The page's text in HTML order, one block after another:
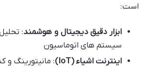
است:
ابزار دقیق دیجیتال و هوشمند:
سیستم های اتوماسیون
اینترنت اشیاء (IoT)
: مانیتورینگ و